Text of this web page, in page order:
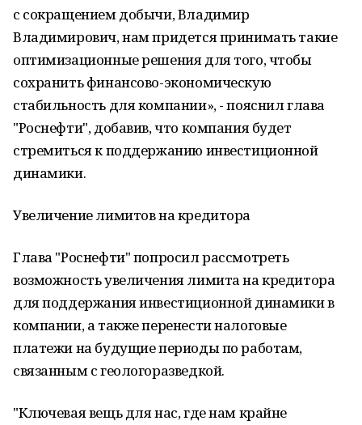
с сокращением добычи, Владимир
Владимирович, нам придется принимать такие
оптимизационные решения для того, чтобы
сохранить финансово-экономическую
стабильность для компании», - пояснил глава
"Роснефти", добавив, что компания будет
стремиться к поддержанию инвестиционной
динамики.
Увеличение лимитов на кредитора
Глава "Роснефти" попросил рассмотреть
возможность увеличения лимита на кредитора
для поддержания инвестиционной динамики в
компании, а также перенести налоговые
платежи на будущие периоды по работам,
связанным с геологоразведкой.
"Ключевая вещь для нас, где нам крайне